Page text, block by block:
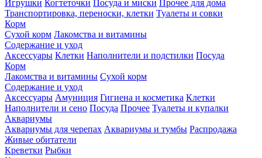
Игрушки Когтеточки Посуда и миски Прочее для дома
Транспортировка, переноски, клетки Туалеты и совки
Корм
Сухой корм Лакомства и витамины
Содержание и уход
Аксессуары Клетки Наполнители и подстилки Посуда
Корм
Лакомства и витамины Сухой корм
Содержание и уход
Аксессуары Амуниция Гигиена и косметика Клетки
Наполнители и сено Посуда Прочее Туалеты и купалки
Аквариумы
Аквариумы для черепах Аквариумы и тумбы Распродажа
Живые обитатели
Креветки Рыбки